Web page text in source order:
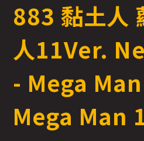
883 黏土人
人11Ver.
- Mega
Mega Man